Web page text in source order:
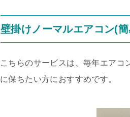
壁掛けノーマルエアコン(
こちらのサービスは、毎年エアコ
に保ちたい方におすすめです。